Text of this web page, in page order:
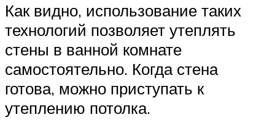
Как видно, использование таких
технологий позволяет утеплять
стены в ванной комнате
самостоятельно. Когда стена
готова, можно приступать к
утеплению потолка.